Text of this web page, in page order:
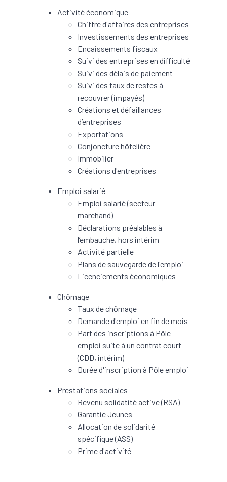
Activité économique
Chiffre d'affaires des entreprises
Investissements des entreprises
Encaissements fiscaux
Suivi des entreprises en difficulté
Suivi des délais de paiement
Suivi des taux de restes à
recouvrer (impayés)
Créations et défaillances
d’entreprises
Exportations
Conjoncture hôtelière
Immobilier
Créations d'entreprises
Emploi salarié
Emploi salarié (secteur
marchand)
Déclarations préalables à
l’embauche, hors intérim
Activité partielle
Plans de sauvegarde de l'emploi
Licenciements économiques
Chômage
Taux de chômage
Demande d'emploi en fin de mois
Part des inscriptions à Pôle
emploi suite à un contrat court
(CDD, intérim)
Durée d'inscription à Pôle emploi
Prestations sociales
Revenu solidatité active (RSA)
Garantie Jeunes
Allocation de solidarité
spécifique (ASS)
Prime d'activité